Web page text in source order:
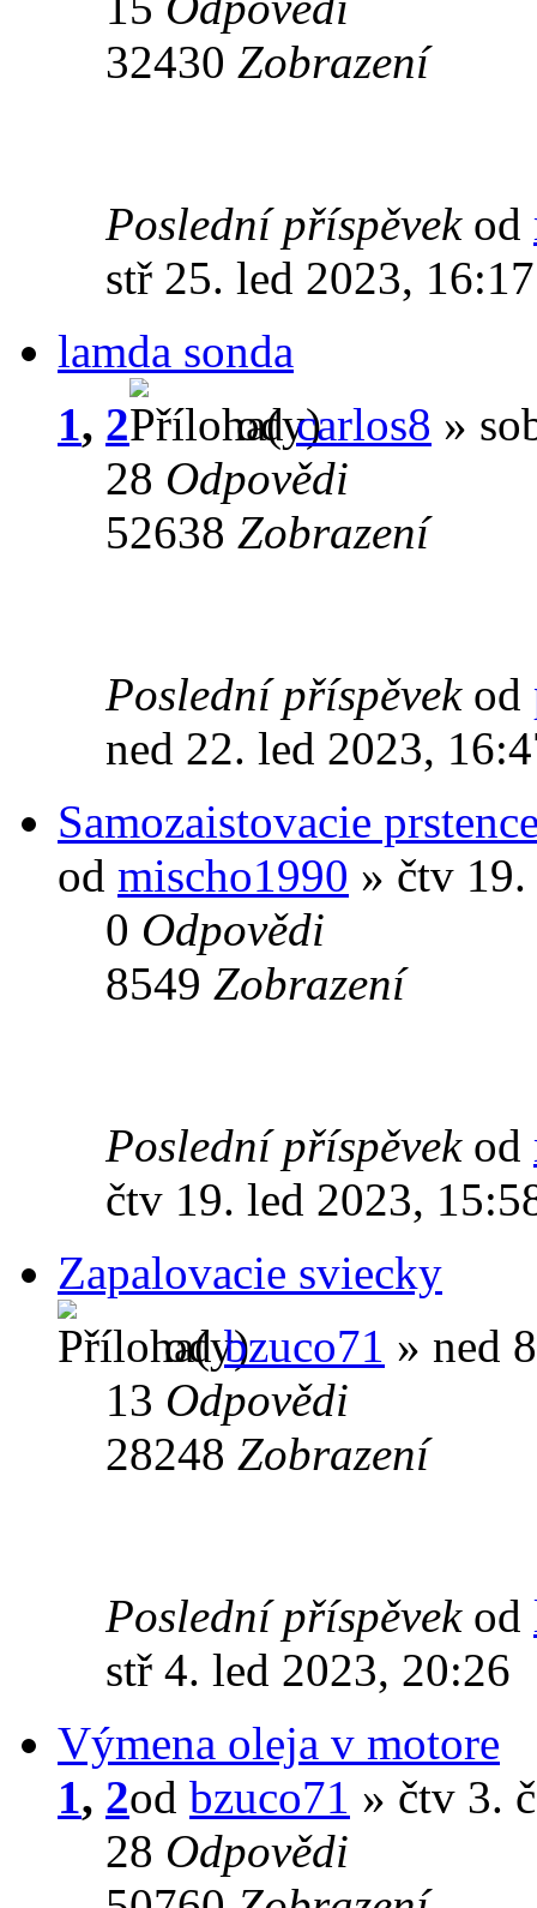
32430 Zobrazení
Poslední příspěvek od
stř 25. led 2023, 16:17
lamda sonda
1, 2 odcarlos8 »
28 Odpovědi
52638 Zobrazení
Poslední příspěvek od
ned 22. led 2023,
Samozaistovacie
od mischo1990 » čtv
0 Odpovědi
8549 Zobrazení
Poslední příspěvek od
čtv 19. led 2023,
Zapalovacie sviecky
odbzuco71 » ned
13 Odpovědi
28248 Zobrazení
Poslední příspěvek od
stř 4. led 2023, 20:26
Výmena oleja v motore
1, 2od bzuco71 » čtv 3.
28 Odpovědi